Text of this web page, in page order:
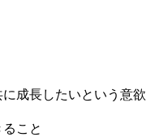
成長したいという意欲
こと